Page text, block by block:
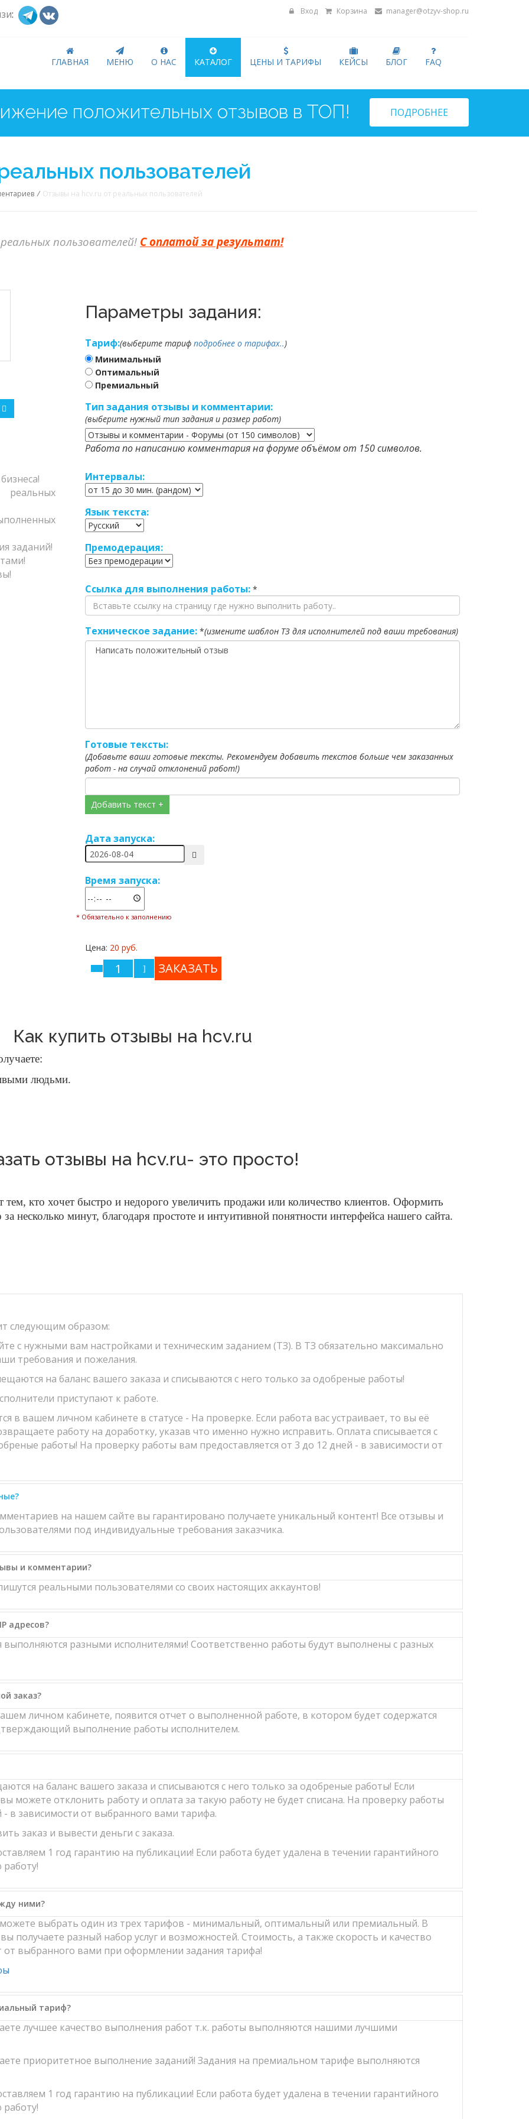
: Вход Корзина manager@otzyv-shop.ru
ГЛАВНАЯ МЕНЮ О НАС КАТАЛОГ ЦЕНЫ И ТАРИФЫ КЕЙСЫ БЛОГ FAQ
ПОДРОБНЕЕ
пользователей
/ Отзывы на hcv.ru от реальных пользователей
пользователей! С оплатой за результат!
заданий!
Параметры задания:
Тариф:(выберите тариф подробнее о тарифах..)
Минимальный
Оптимальный
Премиальный
Тип задания отзывы и комментарии:
(выберите нужный тип задания и размер работ)
Работа по написанию комментария на форуме объёмом от 150 символов.
Интервалы:
Язык текста:
Премодерация:
Ссылка для выполнения работы: *
Техническое задание: *(измените шаблон ТЗ для исполнителей под ваши требования)
Готовые тексты:
(Добавьте ваши готовые тексты. Рекомендуем добавить текстов больше чем заказанных
работ - на случай отклонений работ!)
Добавить текст +
Дата запуска:
Время запуска:
* Обязательно к заполнению
Цена: 20 руб.
Как купить отзывы на hcv.ru
людьми.
отзывы на hcv.ru- это просто!
кто хочет быстро и недорого увеличить продажи или количество клиентов. Оформить
несколько минут, благодаря простоте и интуитивной понятности интерфейса нашего сайта.
следующим образом:
с нужными вам настройками и техническим заданием (ТЗ). В ТЗ обязательно максимально
требования и пожелания.
на баланс вашего заказа и списываются с него только за одобреные работы!
приступают к работе.
в вашем личном кабинете в статусе - На проверке. Если работа вас устраивает, то вы её
работу на доработку, указав что именно нужно исправить. Оплата списывается с
работы! На проверку работы вам предоставляется от 3 до 12 дней - в зависимости от
на нашем сайте вы гарантировано получаете уникальный контент! Все отзывы и
под индивидуальные требования заказчика.
и комментарии?
реальными пользователями со своих настоящих аккаунтов!
адресов?
выполняются разными исполнителями! Соответственно работы будут выполнены с разных
заказ?
личном кабинете, появится отчет о выполненной работе, в котором будет содержатся
выполнение работы исполнителем.
на баланс вашего заказа и списываются с него только за одобреные работы! Если
можете отклонить работу и оплата за такую работу не будет списана. На проверку работы
- в зависимости от выбранного вами тарифа.
заказ и вывести деньги с заказа.
1 год гарантию на публикации! Если работа будет удалена в течении гарантийного
ними?
можете выбрать один из трех тарифов - минимальный, оптимальный или премиальный. В
получаете разный набор услуг и возможностей. Стоимость, а также скорость и качество
от выбранного вами при оформлении задания тарифа!
тариф?
лучшее качество выполнения работ т.к. работы выполняются нашими лучшими
приоритетное выполнение заданий! Задания на премиальном тарифе выполняются
1 год гарантию на публикации! Если работа будет удалена в течении гарантийного